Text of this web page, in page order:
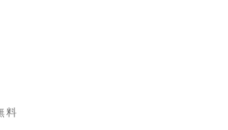
料